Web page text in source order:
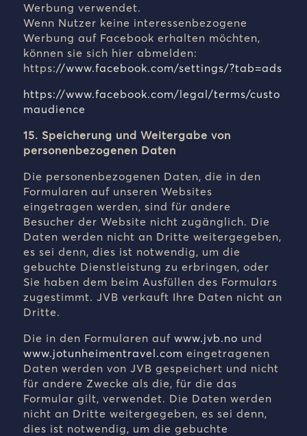
Werbung verwendet.
Wenn Nutzer keine interessenbezogene
Werbung auf Facebook erhalten möchten,
können sie sich hier abmelden:
https://www.facebook.com/settings/?tab=ads
https://www.facebook.com/legal/terms/custo
maudience
15. Speicherung und Weitergabe von
personenbezogenen Daten
Die personenbezogenen Daten, die in den
Formularen auf unseren Websites
eingetragen werden, sind für andere
Besucher der Website nicht zugänglich. Die
Daten werden nicht an Dritte weitergegeben,
es sei denn, dies ist notwendig, um die
gebuchte Dienstleistung zu erbringen, oder
Sie haben dem beim Ausfüllen des Formulars
zugestimmt. JVB verkauft Ihre Daten nicht an
Dritte.
Die in den Formularen auf www.jvb.no und
www.jotunheimentravel.com eingetragenen
Daten werden von JVB gespeichert und nicht
für andere Zwecke als die, für die das
Formular gilt, verwendet. Die Daten werden
nicht an Dritte weitergegeben, es sei denn,
dies ist notwendig, um die gebuchte